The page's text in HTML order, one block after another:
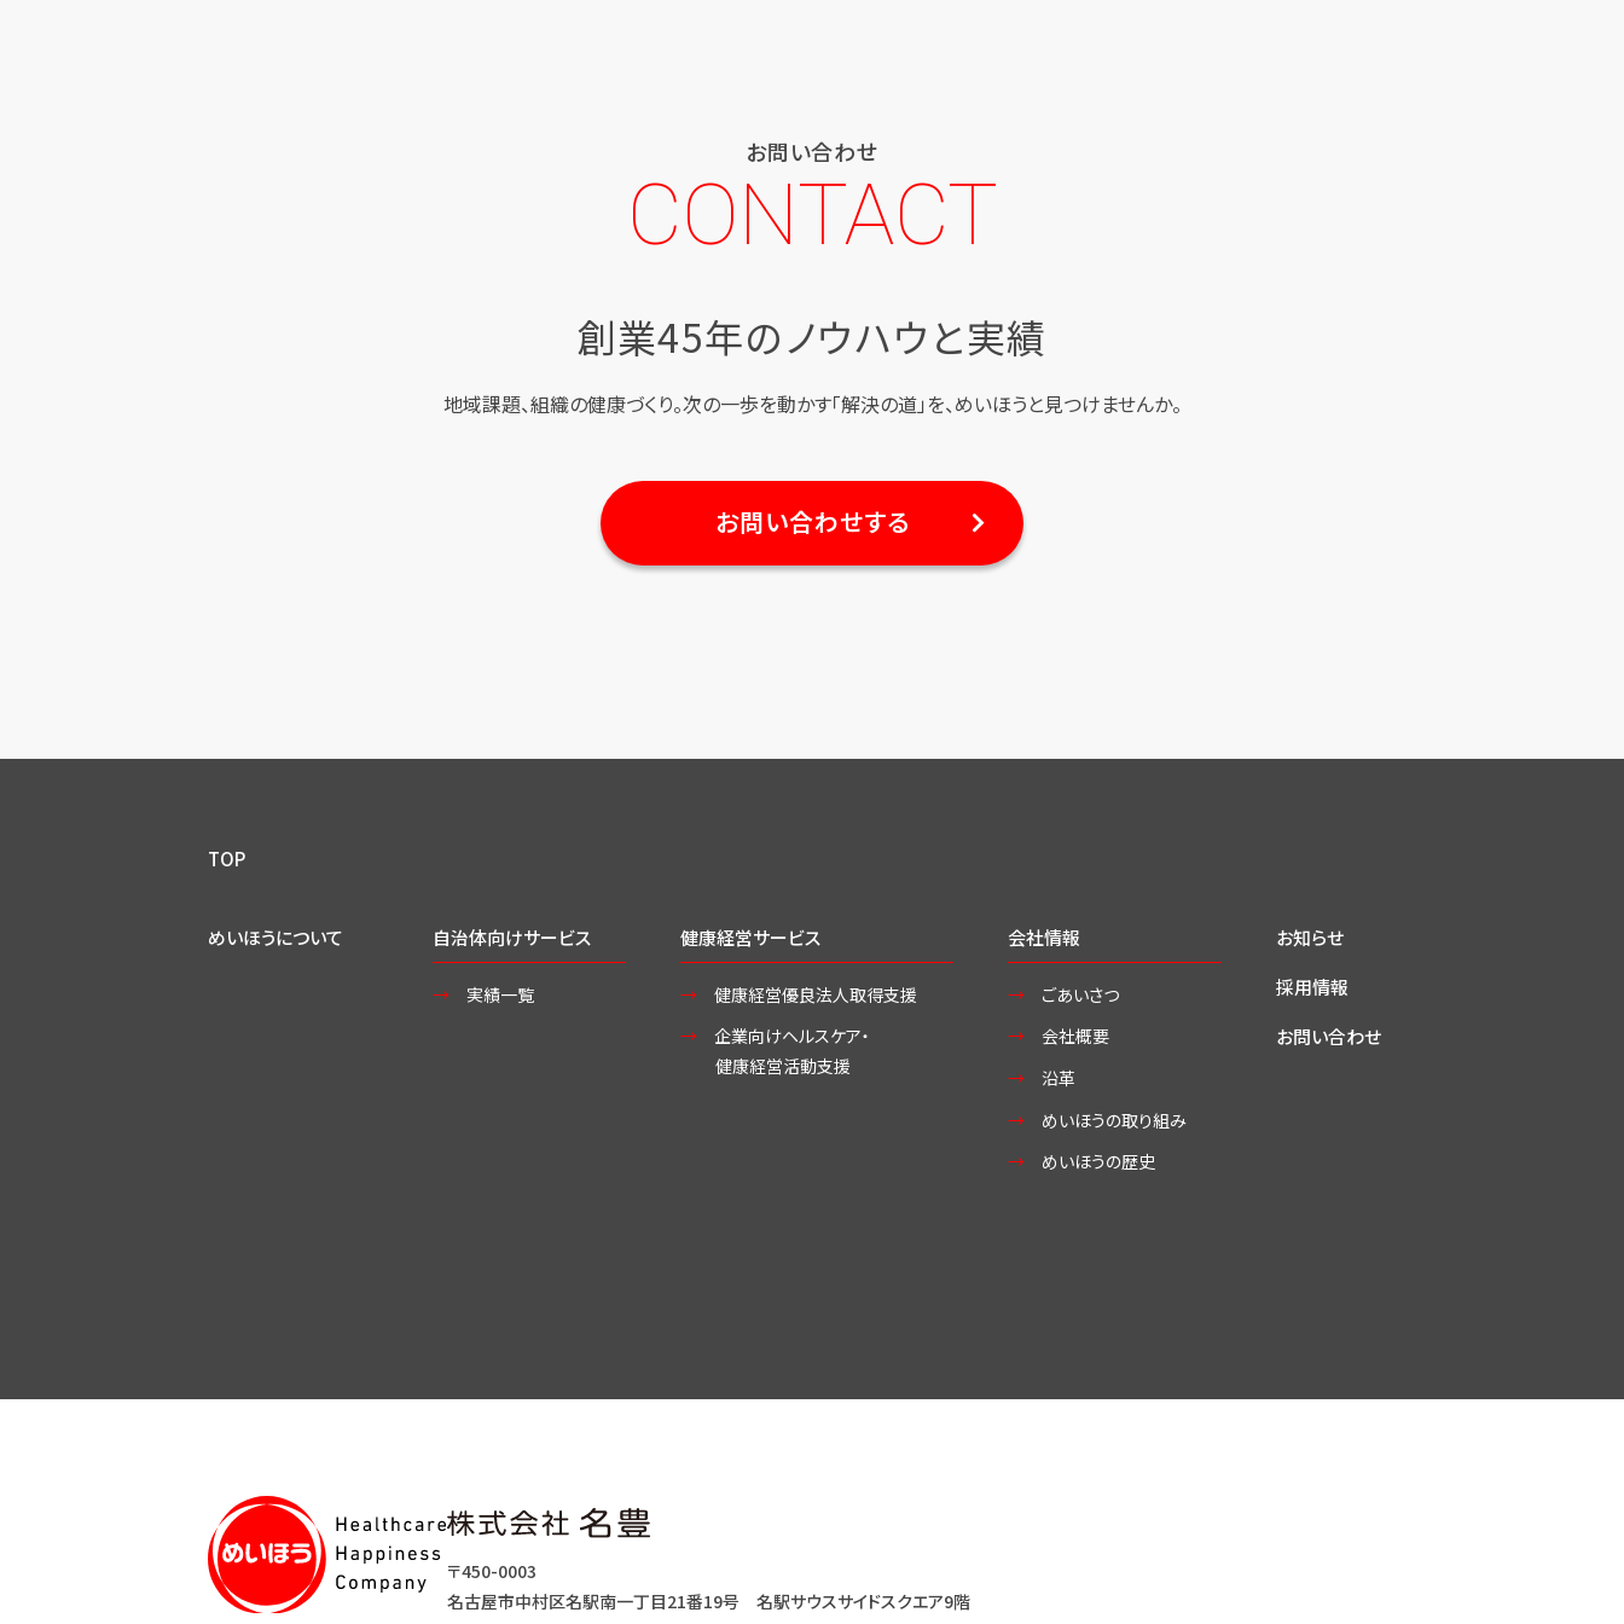
お問い合わせ
CONTACT
創業45年のノウハウと実績
地域課題、組織の健康づくり。次の一歩を動かす「解決の道」を、めいほうと見つけませんか。
お問い合わせする
TOP
めいほうについて 自治体向けサービス
実績一覧
健康経営サービス
健康経営優良法人取得支援
企業向けヘルスケア・
健康経営活動支援
会社情報
ごあいさつ
会社概要
沿革
めいほうの取り組み
めいほうの歴史
お知らせ
採用情報
お問い合わせ
〒450-0003
名古屋市中村区名駅南一丁目21番19号 名駅サウスサイドスクエア9階